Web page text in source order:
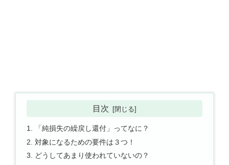
目次
「純損失の繰戻し還付」ってなに？
対象になるための要件は３つ！
どうしてあまり使われていないの？